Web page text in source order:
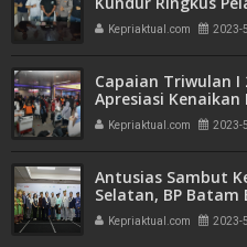
Kepriaktual.com 2023-
Capaian Triwulan I
Apresiasi Kenaikan
Domestik
Kepriaktual.com 2023-
Antusias Sambut
Selatan, BP
Pemulihan Ekonomi
Kepriaktual.com 2023-